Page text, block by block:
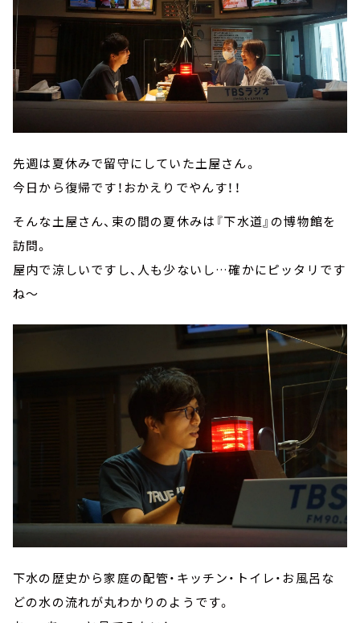
先週は夏休みで留守にしていた土屋さん。
今日から復帰です！おかえりでやんす！！
そんな土屋さん、束の間の夏休みは『下水道』の博物館を
訪問。
屋内で涼しいですし、人も少ないし…確かにピッタリです
ね～
下水の歴史から家庭の配管・キッチン・トイレ・お風呂な
どの水の流れが丸わかりのようです。